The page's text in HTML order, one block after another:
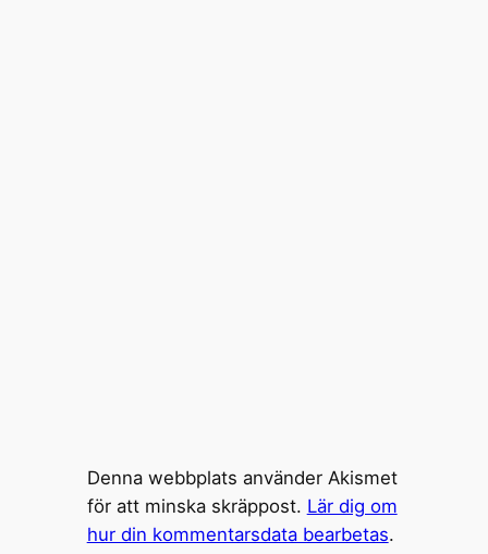
Denna webbplats använder Akismet
för att minska skräppost. Lär dig om
hur din kommentarsdata bearbetas.